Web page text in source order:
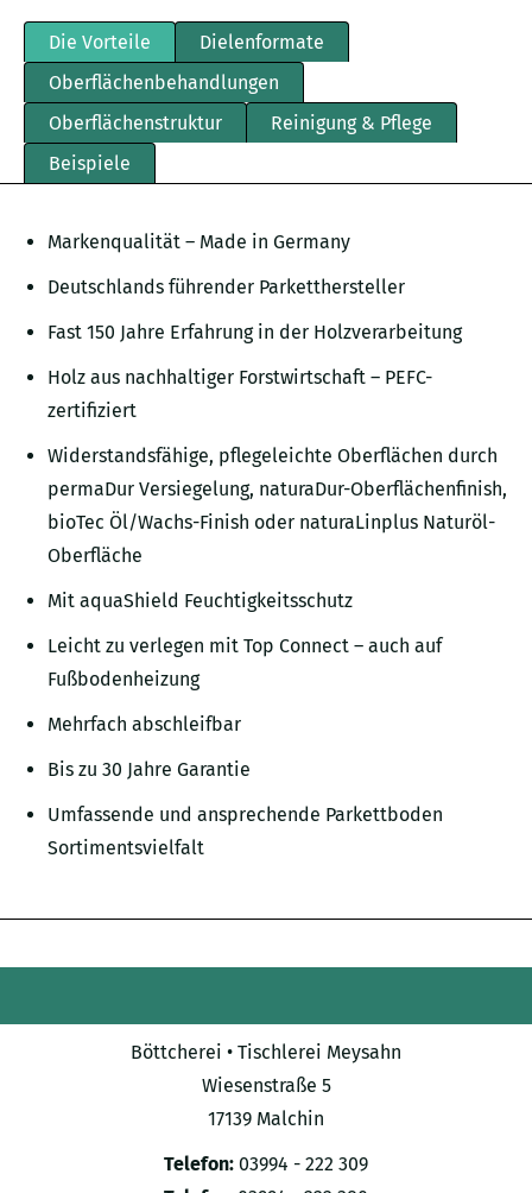
Die Vorteile
Dielenformate
Oberflächenbehandlungen
Oberflächenstruktur
Reinigung & Pflege
Beispiele
Markenqualität – Made in Germany
Deutschlands führender Parketthersteller
Fast 150 Jahre Erfahrung in der Holzverarbeitung
Holz aus nachhaltiger Forstwirtschaft – PEFC-
zertifiziert
Widerstandsfähige, pflegeleichte Oberflächen durch
permaDur Versiegelung, naturaDur-Oberflächenfinish,
bioTec Öl/Wachs-Finish oder naturaLinplus Naturöl-
Oberfläche
Mit aquaShield Feuchtigkeitsschutz
Leicht zu verlegen mit Top Connect – auch auf
Fußbodenheizung
Mehrfach abschleifbar
Bis zu 30 Jahre Garantie
Umfassende und ansprechende Parkettboden
Sortimentsvielfalt
Böttcherei • Tischlerei Meysahn
Wiesenstraße 5
17139 Malchin
Telefon: 03994 - 222 309